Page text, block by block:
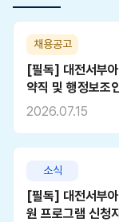
채용공고
[필독] 대전서부
약직 및 행정보조
2026.07.15
소식
[필독] 대전서부
원 프로그램 신청